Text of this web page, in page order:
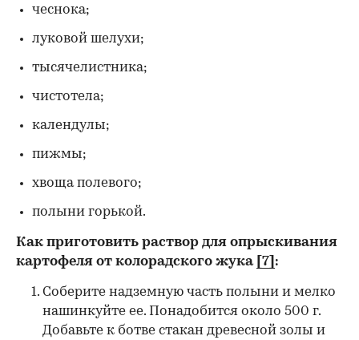
чеснока;
луковой шелухи;
тысячелистника;
чистотела;
календулы;
пижмы;
хвоща полевого;
полыни горькой.
Как приготовить раствор для опрыскивания
картофеля от колорадского жука [7] :
Соберите надземную часть полыни и мелко
нашинкуйте ее. Понадобится около 500 г.
Добавьте к ботве стакан древесной золы и